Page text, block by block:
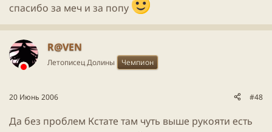
спасибо за меч и за попу
R@VEN
Летописец Долины Чемпион
20 Июнь 2006 #48
Да без проблем Кстате там чуть выше рукояти есть